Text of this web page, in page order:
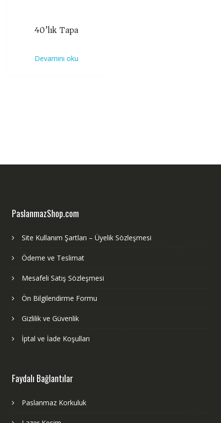
40’lık Tapa
Devamını oku
PaslanmazShop.com
Site Kullanım Şartları – Üyelik Sözleşmesi
Ödeme ve Teslimat
Mesafeli Satış Sözleşmesi
Ön Bilgilendirme Formu
Gizlilik ve Güvenlik
İptal ve İade Koşulları
Faydalı Bağlantılar
Paslanmaz Korkuluk